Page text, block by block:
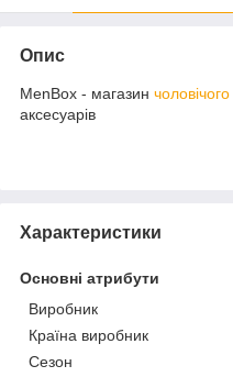
Опис
MenBox - магазин чоловічого
аксесуарів
Характеристики
Основні атрибути
Виробник
Країна виробник
Сезон